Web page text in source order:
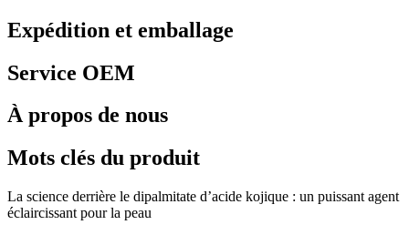
Expédition et emballage
Service OEM
À propos de nous
Mots clés du produit
La science derrière le dipalmitate d’acide kojique : un puissant agent
éclaircissant pour la peau